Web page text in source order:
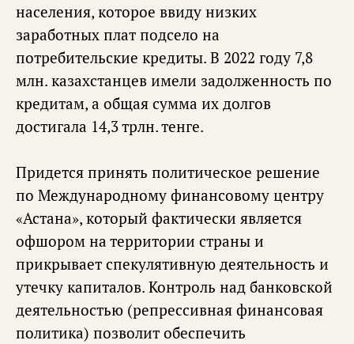
населения, которое ввиду низких
заработных плат подсело на
потребительские кредиты. В 2022 году 7,8
млн. казахстанцев имели задолженность по
кредитам, а общая сумма их долгов
достигала 14,3 трлн. тенге.
Придется принять политическое решение
по Международному финансовому центру
«Астана», который фактически является
офшором на территории страны и
прикрывает спекулятивную деятельность и
утечку капиталов. Контроль над банковской
деятельностью (репрессивная финансовая
политика) позволит обеспечить